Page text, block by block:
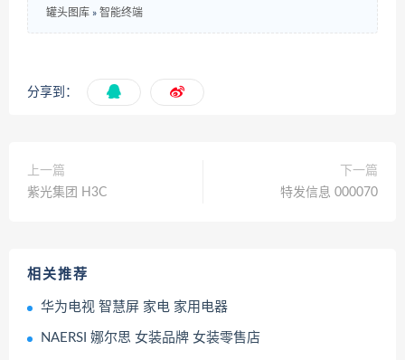
罐头图库 » 智能终端
分享到：
上一篇
紫光集团 H3C
下一篇
特发信息 000070
相关推荐
华为电视 智慧屏 家电 家用电器
NAERSI 娜尔思 女装品牌 女装零售店